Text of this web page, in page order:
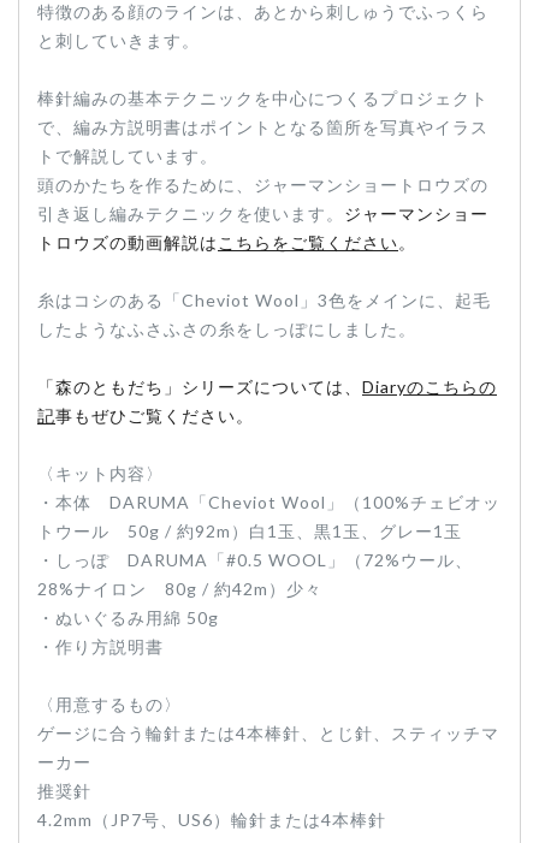
特徴のある顔のラインは、あとから刺しゅうでふっくら
と刺していきます。
棒針編みの基本テクニックを中心につくるプロジェクト
で、編み方説明書はポイントとなる箇所を写真やイラス
トで解説しています。
頭のかたちを作るために、ジャーマンショートロウズの
引き返し編みテクニックを使います。 ジャーマンショー
トロウズの動画解説は こちらをご覧ください。
糸はコシのある「Cheviot Wool」3色をメインに、起毛
したようなふさふさの糸をしっぽにしました。
「森のともだち」シリーズについては、 Diaryのこちらの
記事もぜひご覧ください。
〈キット内容〉
・本体 DARUMA「Cheviot Wool」（100%チェビオッ
トウール 50g / 約92m）白1玉、黒1玉、グレー1玉
・しっぽ DARUMA「#0.5 WOOL」（72%ウール、
28%ナイロン 80g / 約42m）少々
・ぬいぐるみ用綿 50g
・作り方説明書
〈用意するもの〉
ゲージに合う輪針または4本棒針、とじ針、スティッチマ
ーカー
推奨針
4.2mm（JP7号、US6）輪針または4本棒針